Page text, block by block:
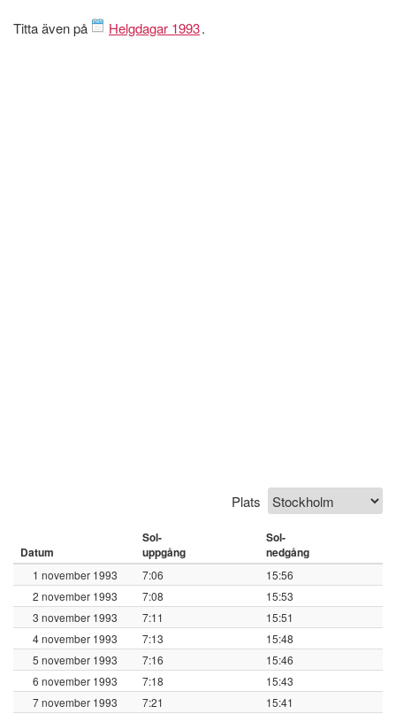
Titta även på Helgdagar 1993.
Plats
Datum
Sol-
uppgång
Sol-
nedgång
1 november 1993 7:06
15:56
2 november 1993
7:08
15:53
3 november 1993
7:11
15:51
4 november 1993
7:13
15:48
5 november 1993
7:16
15:46
6 november 1993
7:18
15:43
7 november 1993
7:21 15:41